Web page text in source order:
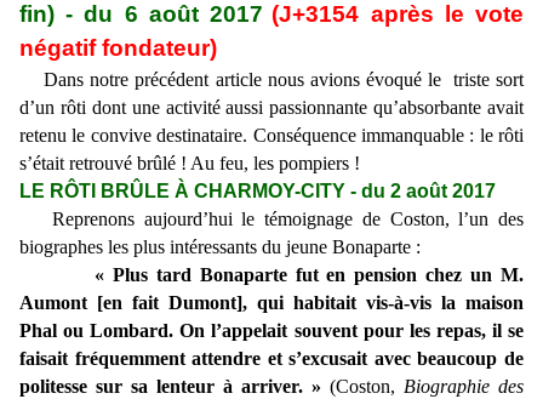
fin) - du 6 août 2017 (J+3154 après le vote
négatif fondateur)
Dans notre précédent article nous avions évoqué le triste sort
d’un rôti dont une activité aussi passionnante qu’absorbante avait
retenu le convive destinataire. Conséquence immanquable : le rôti
s’était retrouvé brûlé ! Au feu, les pompiers !
LE RÔTI BRÛLE À CHARMOY-CITY - du 2 août 2017
Reprenons aujourd’hui le témoignage de Coston, l’un des
biographes les plus intéressants du jeune Bonaparte :
« Plus tard Bonaparte fut en pension chez un M.
Aumont [en fait Dumont], qui habitait vis-à-vis la maison
Phal ou Lombard. On l’appelait souvent pour les repas, il se
faisait fréquemment attendre et s’excusait avec beaucoup de
politesse sur sa lenteur à arriver. » (Coston, Biographie des